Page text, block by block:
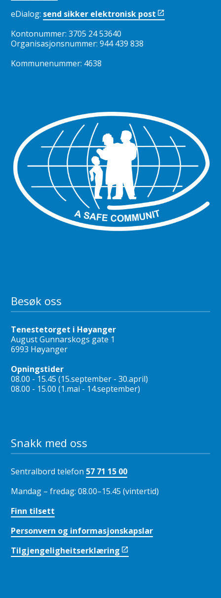
eDialog: send sikker elektronisk post
Kontonummer: 3705 24 53640
Organisasjonsnummer: 944 439 838
Kommunenummer: 4638
Besøk oss
Tenestetorget i Høyanger
August Gunnarskogs gate 1
6993 Høyanger
Opningstider
08.00 - 15.45 (15.september - 30.april)
08.00 - 15.00 (1.mai - 14.september)
Snakk med oss
Sentralbord telefon 57 71 15 00
Mandag – fredag: 08.00–15.45 (vintertid)
Finn tilsett
Personvern og informasjonskapslar
Tilgjengeligheitserklæring